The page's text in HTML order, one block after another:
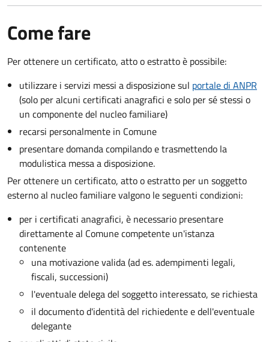
Come fare
Per ottenere un certificato, atto o estratto è possibile:
utilizzare i servizi messi a disposizione sul portale di ANPR
(solo per alcuni certificati anagrafici e solo per sé stessi o
un componente del nucleo familiare)
recarsi personalmente in Comune
presentare domanda compilando e trasmettendo la
modulistica messa a disposizione.
Per ottenere un certificato, atto o estratto per un soggetto
esterno al nucleo familiare valgono le seguenti condizioni:
per i certificati anagrafici, è necessario presentare
direttamente al Comune competente un'istanza
contenente
una motivazione valida (ad es. adempimenti legali,
fiscali, successioni)
l'eventuale delega del soggetto interessato, se richiesta
il documento d'identità del richiedente e dell'eventuale
delegante